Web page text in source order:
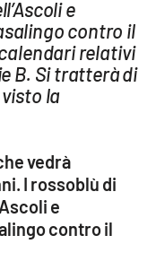
e
contro il
relativi
B. Si tratterà di
la
vedrà
I rossoblù di
e
contro il